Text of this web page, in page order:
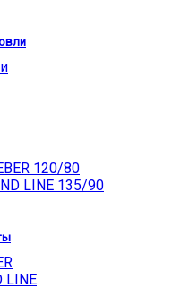
120/80
LINE 135/90
LINE